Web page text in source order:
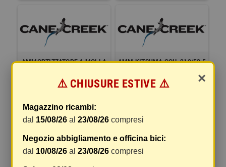
AMMORTIZZATORE A MOLLA
- 205/65 - 205/65
799,91 €
DETTAGLI
AMM.KITSUMA COIL 210/52.5
×
⚠️ CHIUSURE ESTIVE ⚠️
Magazzino ricambi:
dal 15/08/26 al23/08/26 compresi
Negozio abbigliamento e officina bici:
dal 10/08/26 al23/08/26 compresi